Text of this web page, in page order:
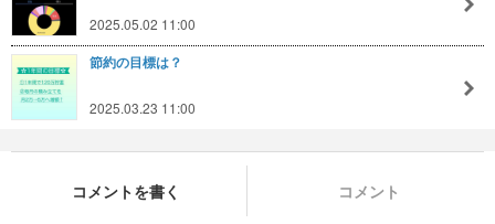
2025.05.02 11:00
節約の目標は？
2025.03.23 11:00
コメントを書く コメント